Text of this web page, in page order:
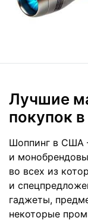
Лучшие
покупок
Шоппинг в США
и
во всех из
и
гаджеты,
некоторые